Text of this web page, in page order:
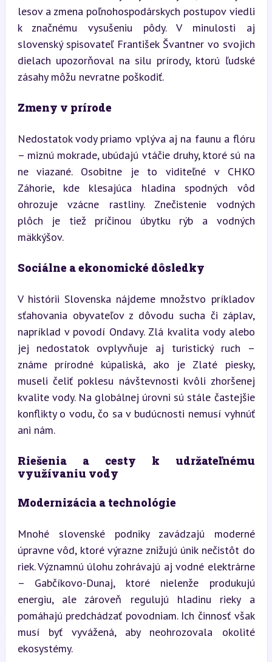
lesov a zmena poľnohospodárskych postupov viedli
k značnému vysušeniu pôdy. V minulosti aj
slovenský spisovateľ František Švantner vo svojich
dielach upozorňoval na silu prírody, ktorú ľudské
zásahy môžu nevratne poškodiť.
Zmeny v prírode
Nedostatok vody priamo vplýva aj na faunu a flóru
– miznú mokrade, ubúdajú vtáčie druhy, ktoré sú na
ne viazané. Osobitne je to viditeľné v CHKO
Záhorie, kde klesajúca hladina spodných vôd
ohrozuje vzácne rastliny. Znečistenie vodných
plôch je tiež príčinou úbytku rýb a vodných
mäkkýšov.
Sociálne a ekonomické dôsledky
V histórii Slovenska nájdeme množstvo príkladov
sťahovania obyvateľov z dôvodu sucha či záplav,
napríklad v povodí Ondavy. Zlá kvalita vody alebo
jej nedostatok ovplyvňuje aj turistický ruch –
známe prírodné kúpaliská, ako je Zlaté piesky,
museli čeliť poklesu návštevnosti kvôli zhoršenej
kvalite vody. Na globálnej úrovni sú stále častejšie
konflikty o vodu, čo sa v budúcnosti nemusí vyhnúť
ani nám.
Riešenia a cesty k udržateľnému
využívaniu vody
Modernizácia a technológie
Mnohé slovenské podniky zavádzajú moderné
úpravne vôd, ktoré výrazne znižujú únik nečistôt do
riek. Významnú úlohu zohrávajú aj vodné elektrárne
– Gabčíkovo-Dunaj, ktoré nielenže produkujú
energiu, ale zároveň regulujú hladinu rieky a
pomáhajú predchádzať povodniam. Ich činnosť však
musí byť vyvážená, aby neohrozovala okolité
ekosystémy.